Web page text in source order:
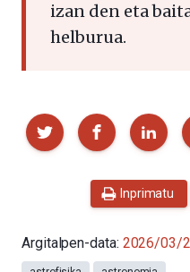
izan den eta
helburua.
Partekatu
Inprimatu
Argitalpen-data: 2026/03/